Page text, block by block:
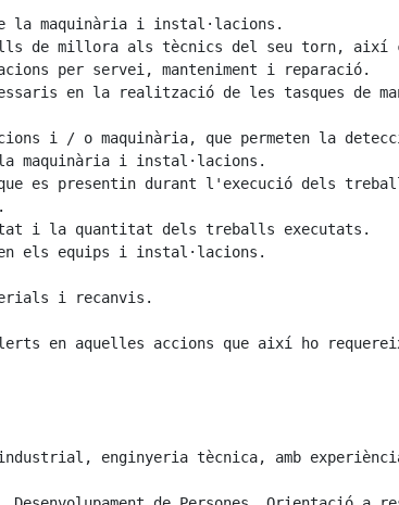
la maquinària i instal·lacions.
de millora als tècnics del seu torn,
per servei, manteniment i reparació.
en la realització de les tasques de
i / o maquinària, que permeten la
maquinària i instal·lacions.
es presentin durant l'execució dels
i la quantitat dels treballs executats.
els equips i instal·lacions.
i recanvis.
en aquelles accions que així ho
enginyeria tècnica, amb